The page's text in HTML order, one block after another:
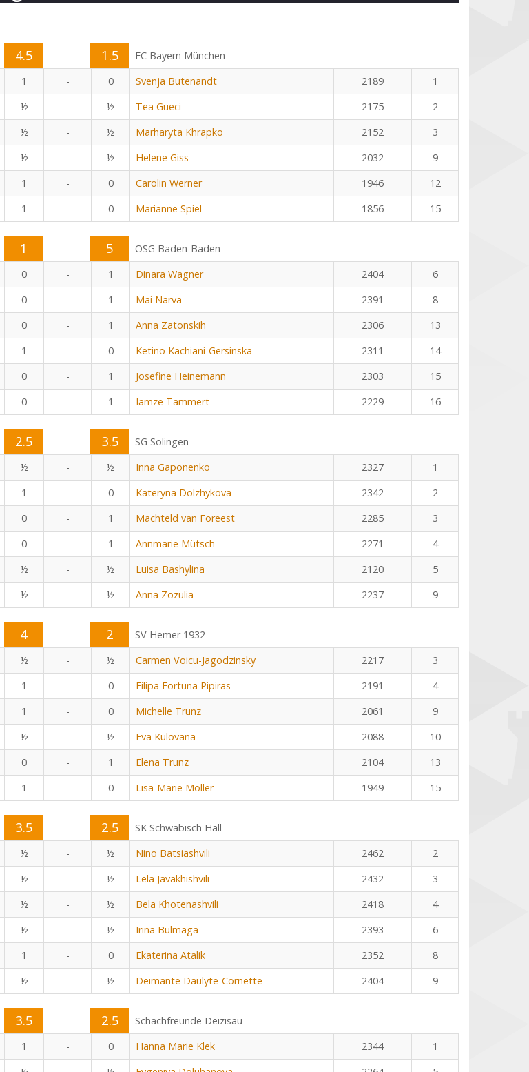
4.5 - 1.5
FC Bayern München
1 - 0 Svenja Butenandt 2189
1
½ - ½ Tea Gueci 2175
2
½ - ½ Marharyta Khrapko 2152
3
½ - ½ Helene Giss 2032
9
1 - 0 Carolin Werner 1946
12
1 - 0 Marianne Spiel 1856 15
1 - 5
OSG Baden-Baden
0 - 1 Dinara Wagner 2404
6
0 - 1 Mai Narva 2391
8
0 - 1 Anna Zatonskih 2306
13
1 - 0 Ketino Kachiani-Gersinska 2311
14
0 - 1 Josefine Heinemann 2303
15
0 - 1 Iamze Tammert 2229 16
2.5 - 3.5
SG Solingen
½ - ½ Inna Gaponenko 2327
1
1 - 0 Kateryna Dolzhykova 2342
2
0 - 1 Machteld van Foreest 2285
3
0 - 1 Annmarie Mütsch 2271
4
½ - ½ Luisa Bashylina 2120
5
½ - ½ Anna Zozulia 2237 9
4 - 2
SV Hemer 1932
½ - ½ Carmen Voicu-Jagodzinsky 2217
3
1 - 0 Filipa Fortuna Pipiras 2191
4
1 - 0 Michelle Trunz 2061
9
½ - ½ Eva Kulovana 2088
10
0 - 1 Elena Trunz 2104
13
1 - 0 Lisa-Marie Möller 1949 15
3.5 - 2.5
SK Schwäbisch Hall
½ - ½ Nino Batsiashvili 2462
2
½ - ½ Lela Javakhishvili 2432
3
½ - ½ Bela Khotenashvili 2418
4
½ - ½ Irina Bulmaga 2393
6
1 - 0 Ekaterina Atalik 2352
8
½ - ½ Deimante Daulyte-Cornette 2404 9
3.5 - 2.5
Schachfreunde Deizisau
1 - 0 Hanna Marie Klek 2344
1